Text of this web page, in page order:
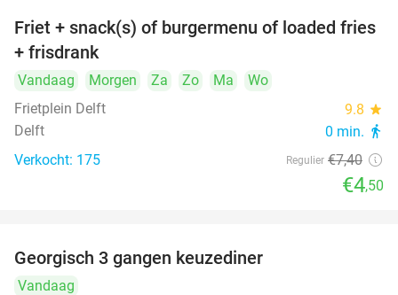
39%
Friet + snack(s) of burgermenu of loaded fries
+ frisdrank
Vandaag Morgen Za Zo Ma
Wo
Frietplein Delft
9.8 star
Delft 0 min. directions_walk
Verkocht: 175 Regulier €7,40
€4,50
Georgisch 3 gangen keuzediner
Vandaag